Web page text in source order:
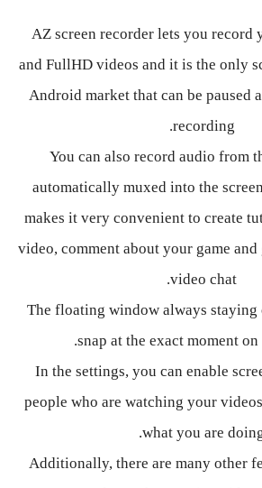
AZ screen recorder lets you record
and FullHD videos and it is the only
Android market that can be paused
recording.
You can also record audio from
automatically muxed into the
makes it very convenient to create
video, comment about your game
video chat.
The floating window always
snap at the exact moment on
In the settings, you can enable
people who are watching your
what you are
Additionally, there are many other